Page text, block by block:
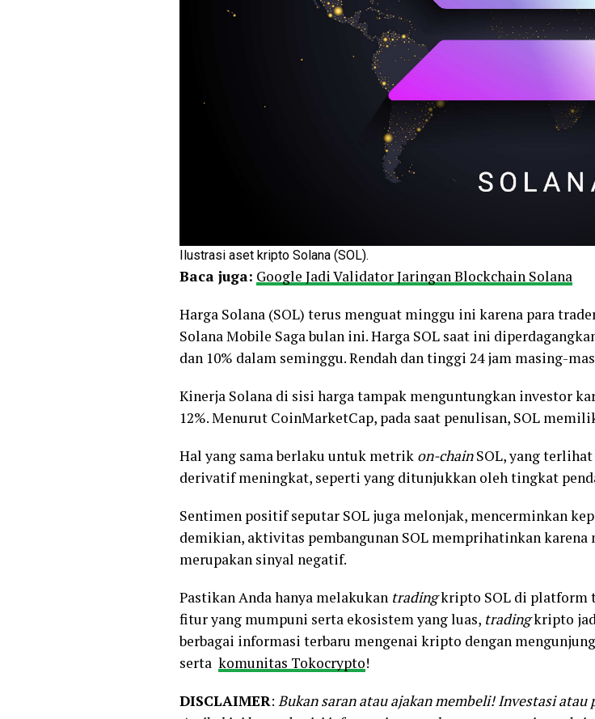
Ilustrasi aset kripto Solana (SOL).
Baca juga: Google Jadi Validator Jaringan Blockchain Solana
Harga Solana (SOL) terus menguat minggu ini karena para
Solana Mobile Saga bulan ini. Harga SOL saat ini
dan 10% dalam seminggu. Rendah dan tinggi 24 jam masing-
Kinerja Solana di sisi harga tampak menguntungkan investor
12%. Menurut CoinMarketCap, pada saat penulisan, SOL
Hal yang sama berlaku untuk metrik on-chainSOL, yang terlihat
derivatif meningkat, seperti yang ditunjukkan oleh tingkat
Sentimen positif seputar SOL juga melonjak, mencerminkan
demikian, aktivitas pembangunan SOL memprihatinkan
merupakan sinyal negatif.
Pastikan Anda hanya melakukan tradingkripto SOL di platform
fitur yang mumpuni serta ekosistem yang luas, tradingkripto
berbagai informasi terbaru mengenai kripto dengan
serta komunitas Tokocrypto!
DISCLAIMER: Bukan saran atau ajakan membeli! Investasi